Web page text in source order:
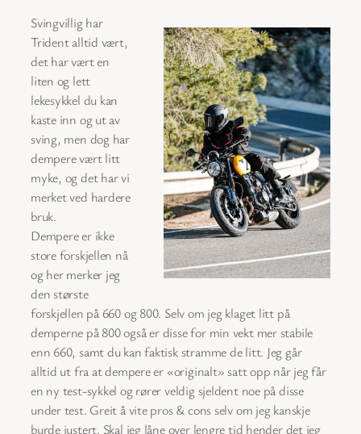
Svingvillig har
Trident alltid vært,
det har vært en
liten og lett
lekesykkel du kan
kaste inn og ut av
sving, men dog har
dempere vært litt
myke, og det har vi
merket ved hardere
bruk.
Dempere er ikke
store forskjellen nå
og her merker jeg
den største
forskjellen på 660 og 800. Selv om jeg klaget litt på
demperne på 800 også er disse for min vekt mer stabile
enn 660, samt du kan faktisk stramme de litt. Jeg går
alltid ut fra at dempere er «originalt» satt opp når jeg får
en ny test-sykkel og rører veldig sjeldent noe på disse
under test. Greit å vite pros & cons selv om jeg kanskje
burde justert. Skal jeg låne over lengre tid hender det jeg